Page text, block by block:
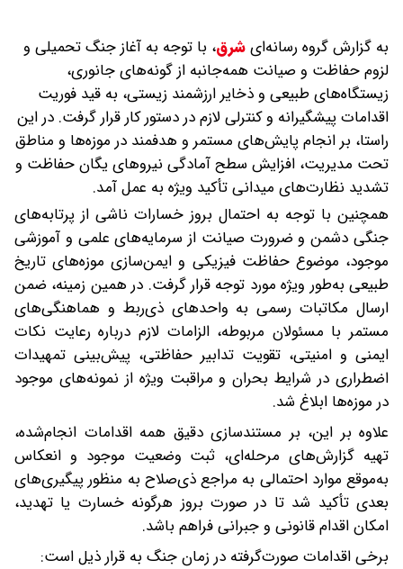
به گزارش گروه رسانه‌ایشرق، با توجه به آغاز جنگ تحمیلی‌ و
لزوم حفاظت و صیانت همه‌جانبه از گونه‌های جانوری،
زیستگاه‌های طبیعی و ذخایر ارزشمند زیستی، به قید فوریت
اقدامات پیشگیرانه و کنترلی لازم در دستور کار قرار گرفت. در این
راستا، بر انجام پایش‌های مستمر و هدفمند در موزه‌ها و مناطق
تحت مدیریت، افزایش سطح آمادگی نیروهای یگان حفاظت و
تشدید نظارت‌های میدانی تأکید ویژه به‌ عمل آمد.
همچنین با توجه به احتمال بروز خسارات ناشی از پرتابه‌های
جنگی دشمن و ضرورت صیانت از سرمایه‌های علمی و آموزشی
موجود، موضوع حفاظت فیزیکی و ایمن‌سازی موزه‌های تاریخ
طبیعی به‌طور ویژه مورد توجه قرار گرفت. در همین زمینه، ضمن
ارسال مکاتبات رسمی به واحدهای ذی‌ربط‌ و هماهنگی‌های
مستمر با مسئولان مربوطه، الزامات لازم درباره رعایت نکات
ایمنی و امنیتی، تقویت تدابیر حفاظتی، پیش‌بینی تمهیدات
اضطراری در شرایط بحران‌ و مراقبت ویژه از نمونه‌های موجود
در موزه‌ها ابلاغ شد.
علاوه‌ بر ‌این، بر مستندسازی دقیق همه اقدامات انجام‌شده،
تهیه گزارش‌های مرحله‌ای، ثبت وضعیت موجود و انعکاس
به‌موقع موارد احتمالی به مراجع ذی‌صلاح به‌ منظور پیگیری‌های
بعدی تأکید شد تا در صورت بروز هرگونه خسارت یا تهدید،
امکان اقدام قانونی و جبرانی فراهم باشد.
برخی اقدامات صورت‌گرفته در زمان جنگ به قرار ذیل است: